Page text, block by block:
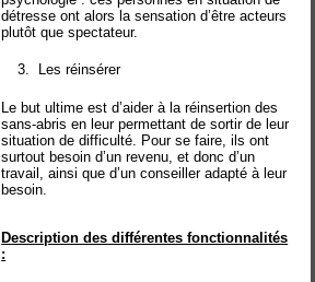
détresse ont alors la sensation d’être acteurs
plutôt que spectateur.
Les réinsérer
Le but ultime est d’aider à la réinsertion des
sans-abris en leur permettant de sortir de leur
situation de difficulté. Pour se faire, ils ont
surtout besoin d’un revenu, et donc d’un
travail, ainsi que d’un conseiller adapté à leur
besoin.
Description des différentes fonctionnalités
: